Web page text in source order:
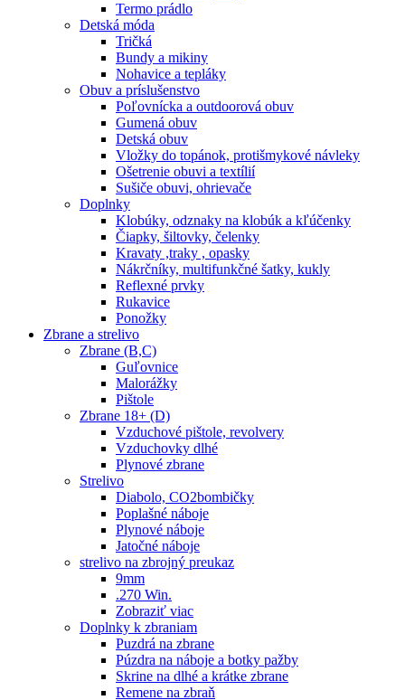
Termo prádlo
Detská móda
Tričká
Bundy a mikiny
Nohavice a tepláky
Obuv a príslušenstvo
Poľovnícka a outdoorová obuv
Gumená obuv
Detská obuv
Vložky do topánok, protišmykové návleky
Ošetrenie obuvi a textílií
Sušiče obuvi, ohrievače
Doplnky
Klobúky, odznaky na klobúk a kľúčenky
Čiapky, šiltovky, čelenky
Kravaty ,traky , opasky
Nákrčníky, multifunkčné šatky, kukly
Reflexné prvky
Rukavice
Ponožky
Zbrane a strelivo
Zbrane (B,C)
Guľovnice
Malorážky
Pištole
Zbrane 18+ (D)
Vzduchové pištole, revolvery
Vzduchovky dlhé
Plynové zbrane
Strelivo
Diabolo, CO2bombičky
Poplašné náboje
Plynové náboje
Jatočné náboje
strelivo na zbrojný preukaz
9mm
.270 Win.
Zobraziť viac
Doplnky k zbraniam
Puzdrá na zbrane
Púzdra na náboje a botky pažby
Skrine na dlhé a krátke zbrane
Remene na zbraň